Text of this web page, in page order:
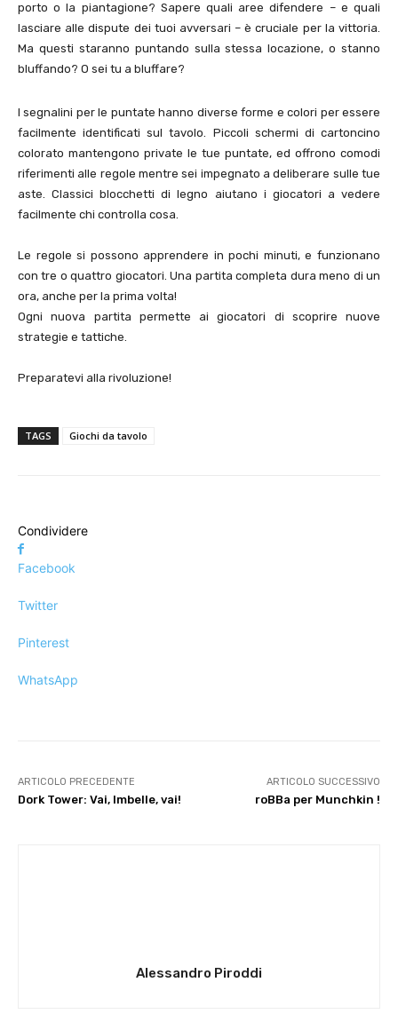
porto o la piantagione? Sapere quali aree difendere – e quali
lasciare alle dispute dei tuoi avversari – è cruciale per la vittoria.
Ma questi staranno puntando sulla stessa locazione, o stanno
bluffando? O sei tu a bluffare?
I segnalini per le puntate hanno diverse forme e colori per essere
facilmente identificati sul tavolo. Piccoli schermi di cartoncino
colorato mantengono private le tue puntate, ed offrono comodi
riferimenti alle regole mentre sei impegnato a deliberare sulle tue
aste. Classici blocchetti di legno aiutano i giocatori a vedere
facilmente chi controlla cosa.
Le regole si possono apprendere in pochi minuti, e funzionano
con tre o quattro giocatori. Una partita completa dura meno di un
ora, anche per la prima volta!
Ogni nuova partita permette ai giocatori di scoprire nuove
strategie e tattiche.
Preparatevi alla rivoluzione!
TAGS Giochi da tavolo
Condividere
Facebook
Twitter
Pinterest
WhatsApp
ARTICOLO PRECEDENTE
Dork Tower: Vai, Imbelle, vai!
ARTICOLO SUCCESSIVO
roBBa per Munchkin !
Alessandro Piroddi